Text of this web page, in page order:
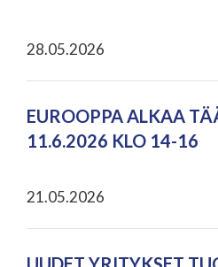
28.05.2026
EUROOPPA ALKAA
11.6.2026 KLO 14-16
21.05.2026